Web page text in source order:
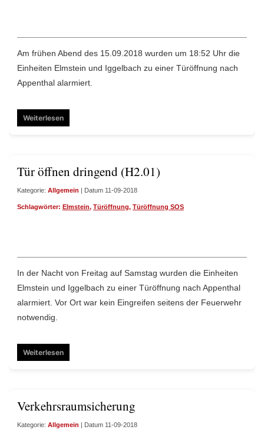
Am frühen Abend des 15.09.2018 wurden um 18:52 Uhr die
Einheiten Elmstein und Iggelbach zu einer Türöffnung nach
Appenthal alarmiert.
Weiterlesen
Tür öffnen dringend (H2.01)
Kategorie: Allgemein | Datum 11-09-2018
Schlagwörter: Elmstein, Türöffnung, Türöffnung SOS
In der Nacht von Freitag auf Samstag wurden die Einheiten
Elmstein und Iggelbach zu einer Türöffnung nach Appenthal
alarmiert. Vor Ort war kein Eingreifen seitens der Feuerwehr
notwendig.
Weiterlesen
Verkehrsraumsicherung
Kategorie: Allgemein | Datum 11-09-2018